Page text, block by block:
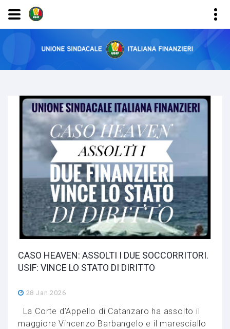
CASO HEAVEN: ASSOLTI I DUE SOCCORRITORI.
USIF: VINCE LO STATO DI DIRITTO
28 Jan 2026
La Corte d’Appello di Catanzaro ha assolto il
maggiore Vincenzo Barbangelo e il maresciallo